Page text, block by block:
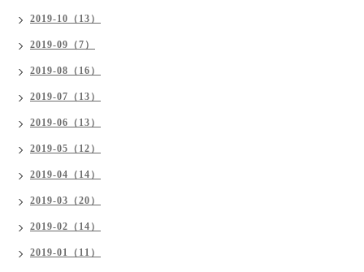
2019-10（13）
2019-09（7）
2019-08（16）
2019-07（13）
2019-06（13）
2019-05（12）
2019-04（14）
2019-03（20）
2019-02（14）
2019-01（11）